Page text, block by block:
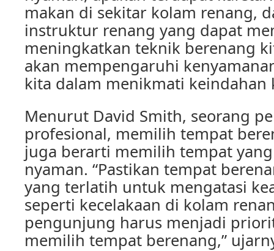
makan di sekitar kolam renang,
instruktur renang yang dapat
meningkatkan teknik berenang
akan mempengaruhi
kita dalam menikmati keindahan
Menurut David Smith, seorang
profesional, memilih tempat
juga berarti memilih tempat
nyaman. “Pastikan tempat
yang terlatih untuk mengatasi
seperti kecelakaan di kolam
pengunjung harus menjadi
memilih tempat berenang,”